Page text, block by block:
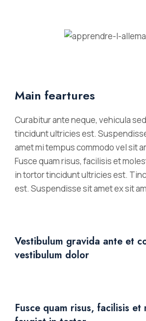
Main feartures
Curabitur ante neque, vehicula
tincidunt ultricies est.
amet mi tempus commodo vel sit
Fusce quam risus, facilisis et
in tortor tincidunt ultricies est.
est. Suspendisse sit amet ex sit
Vestibulum gravida ante et
vestibulum dolor
Fusce quam risus, facilisis et